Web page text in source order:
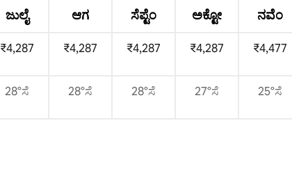
ಜುಲೈ ಆಗ ಸೆಪ್ಟೆಂ ಅಕ್ಟೋ ನವೆಂ
₹4,287 ₹4,287 ₹4,287 ₹4,287 ₹4,477
28°ಸೆ 28°ಸೆ 28°ಸೆ 27°ಸೆ 25°ಸೆ